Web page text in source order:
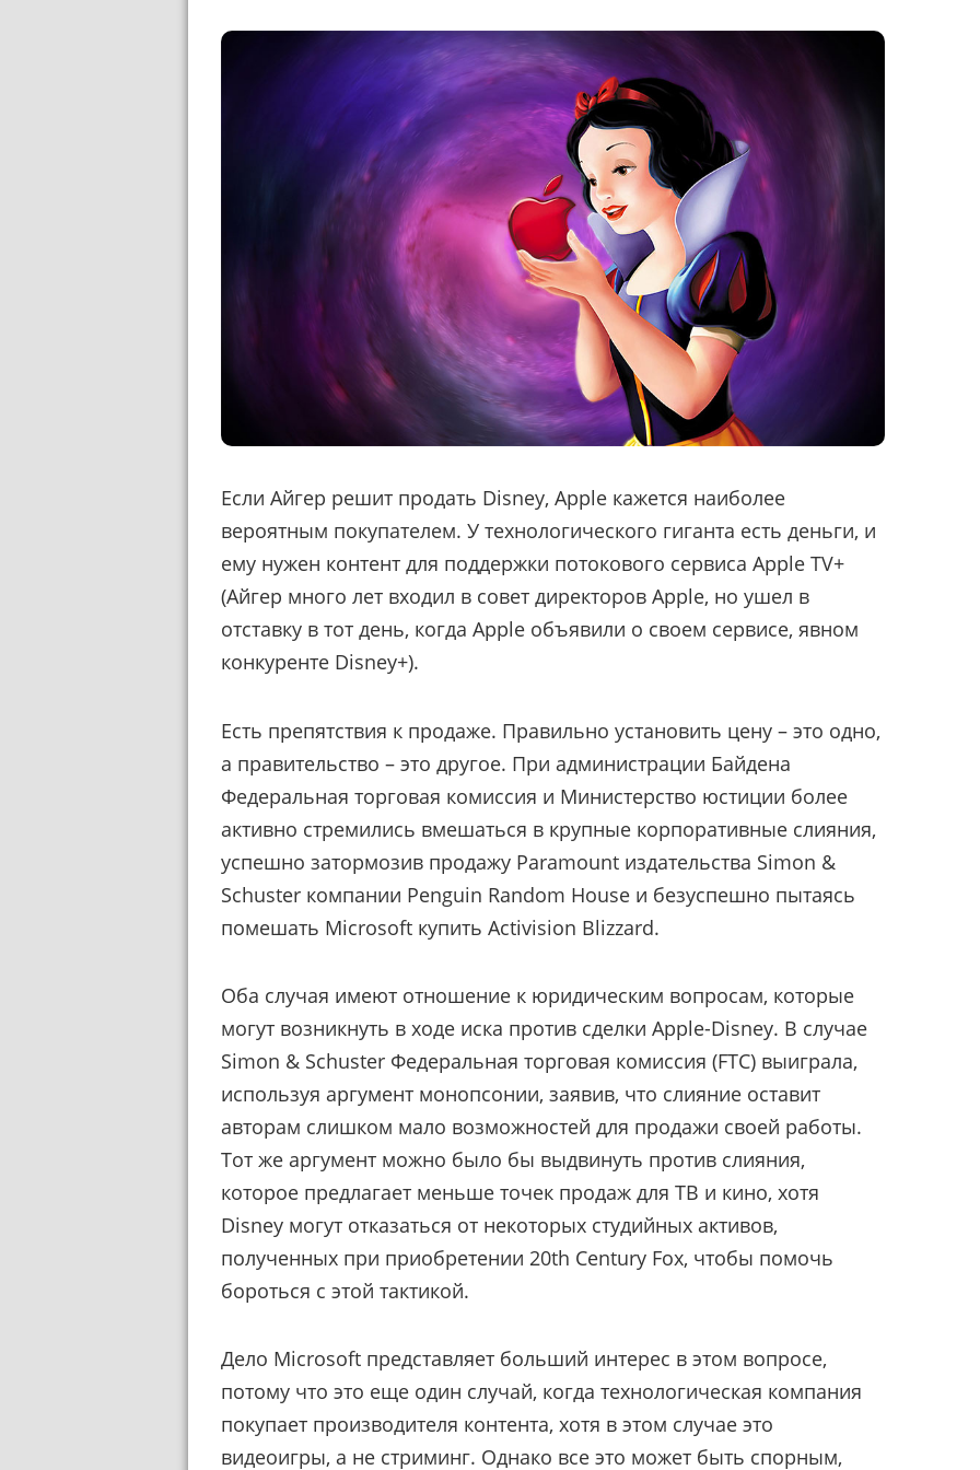
Если Айгер решит продать Disney, Apple кажется наиболее
вероятным покупателем. У технологического гиганта есть деньги, и
ему нужен контент для поддержки потокового сервиса Apple TV+
(Айгер много лет входил в совет директоров Apple, но ушел в
отставку в тот день, когда Apple объявили о своем сервисе, явном
конкуренте Disney+).
Есть препятствия к продаже. Правильно установить цену – это одно,
а правительство – это другое. При администрации Байдена
Федеральная торговая комиссия и Министерство юстиции более
активно стремились вмешаться в крупные корпоративные слияния,
успешно затормозив продажу Paramount издательства Simon &
Schuster компании Penguin Random House и безуспешно пытаясь
помешать Microsoft купить Activision Blizzard.
Оба случая имеют отношение к юридическим вопросам, которые
могут возникнуть в ходе иска против сделки Apple-Disney. В случае
Simon & Schuster Федеральная торговая комиссия (FTC) выиграла,
используя аргумент монопсонии, заявив, что слияние оставит
авторам слишком мало возможностей для продажи своей работы.
Тот же аргумент можно было бы выдвинуть против слияния,
которое предлагает меньше точек продаж для ТВ и кино, хотя
Disney могут отказаться от некоторых студийных активов,
полученных при приобретении 20th Century Fox, чтобы помочь
бороться с этой тактикой.
Дело Microsoft представляет больший интерес в этом вопросе,
потому что это еще один случай, когда технологическая компания
покупает производителя контента, хотя в этом случае это
видеоигры, а не стриминг. Однако все это может быть спорным,